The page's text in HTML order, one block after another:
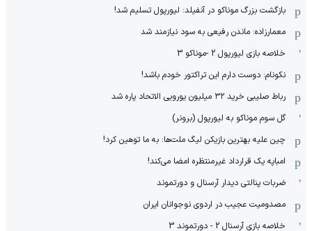
بازگشت بزرگ موناکو در آنفیلد: لیورپول تسلیم شد!
معمارزاده: ماندن رفیعی به سود نیازمند شد
خلاصه بازی لیورپول 2 -موناکو 3
نکونام: دوست دارم این تراکتور خودم باشد!
رباط صلیبی خرید ۳۲ میلیون یورویی الاتحاد پاره شد
گل سوم موناکو به لیورپول (برونر)
چین علیه بهترین بازیکن لیگ ملت‌ها: به ما توهین کرد!
امباپه یک قرارداد غیرمنتظره امضا می‌کند!
ضربات پنالتی دیدار آرسنال و دورتموند
مصدومیت عجیب در اردوی نوجوانان ایران
خلاصه بازی آرسنال 2 - دورتموند 3